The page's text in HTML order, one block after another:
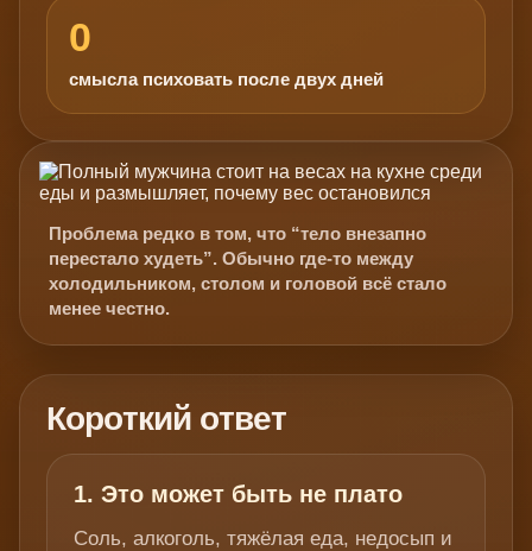
0
смысла психовать после двух дней
Проблема редко в том, что “тело внезапно
перестало худеть”. Обычно где-то между
холодильником, столом и головой всё стало
менее честно.
Короткий ответ
1. Это может быть не плато
Соль, алкоголь, тяжёлая еда, недосып и